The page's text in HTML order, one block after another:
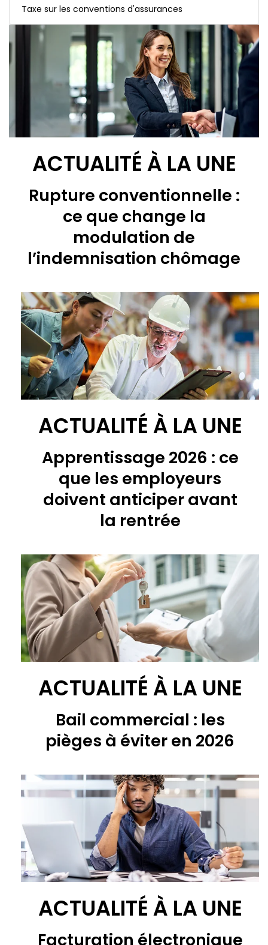
Taxe sur les conventions d'assurances
ACTUALITÉ À LA UNE
Rupture conventionnelle :
ce que change la
modulation de
l’indemnisation chômage
ACTUALITÉ À LA UNE
Apprentissage 2026 : ce
que les employeurs
doivent anticiper avant
la rentrée
ACTUALITÉ À LA UNE
Bail commercial : les
pièges à éviter en 2026
ACTUALITÉ À LA UNE
Facturation électronique